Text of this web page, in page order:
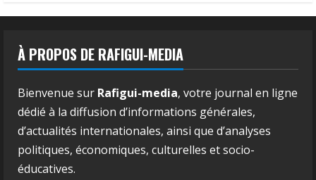
À PROPOS DE RAFIGUI-MEDIA
Bienvenue sur Rafigui-media, votre journal en ligne
dédié à la diffusion d’informations générales,
d’actualités internationales, ainsi que d’analyses
politiques, économiques, culturelles et socio-
éducatives.